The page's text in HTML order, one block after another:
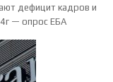
дефицит кадров и
— опрос ЕБА